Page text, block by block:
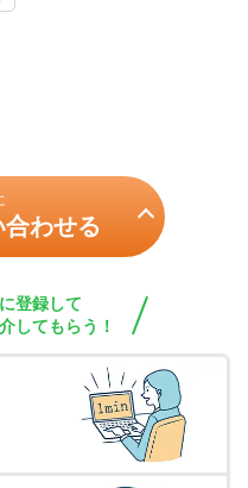
わせる
登録して
してもらう！